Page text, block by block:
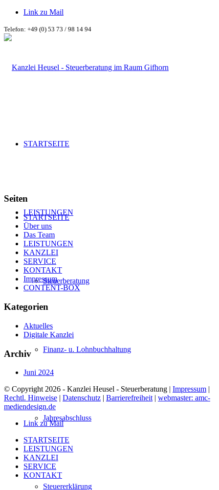
Link zu Mail
Telefon: +49 (0) 53 73 / 98 14 94
STARTSEITE
LEISTUNGEN
Steuerberatung
Finanz- u. Lohnbuchhaltung
Jahresabschluss
Steuererklärung
Seiten
STARTSEITE
Über uns
Das Team
LEISTUNGEN
KANZLEI
SERVICE
KONTAKT
Impressum
CONTENT-BOX
Kategorien
Aktuelles
Digitale Kanzlei
Archiv
Juni 2024
© Copyright 2026 - Kanzlei Heusel - Steuerberatung | Impressum |
Rechtl. Hinweise | Datenschutz | Barrierefreiheit | webmaster: amc-
mediendesign.de
Link zu Mail
STARTSEITE
LEISTUNGEN
KANZLEI
SERVICE
KONTAKT